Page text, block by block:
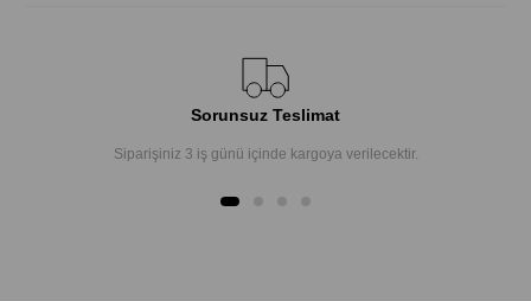
Sorunsuz Teslimat
Siparişiniz 3 iş günü içinde kargoya verilecektir.